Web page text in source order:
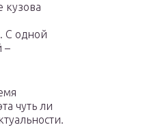
кузова
С одной
–
чуть ли